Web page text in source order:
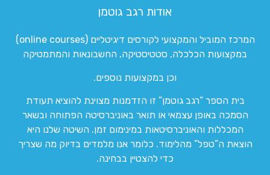
אודות רגב גוטמן
המרכז המוביל והמקצועי לקורסים דיגיטליים (online courses)
במקצועות הכלכלה, סטטיסטיקה, החשבונאות והמתמטיקה
וכן במקצועות נוספים.
בית הספר “רגב גוטמן” זו הזדמנות מצוינת להוציא תעודת
הסמכה באופן עצמאי או תואר באוניברסיטה הפתוחה ובשאר
המכללות והאוניברסיטאות במינימום זמן. השיטה שלנו היא
הוצאת ה”טפל” מהלימוד. כלומר אנו מלמדים בדיוק מה שצריך
כדי להצטיין בבחינה.